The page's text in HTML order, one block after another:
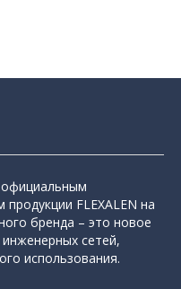
официальным
FLEXALEN на
бренда – это новое
сетей,
использования.